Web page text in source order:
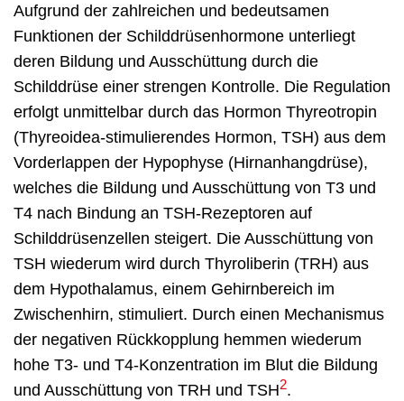
Aufgrund der zahlreichen und bedeutsamen
Funktionen der Schilddrüsenhormone unterliegt
deren Bildung und Ausschüttung durch die
Schilddrüse einer strengen Kontrolle. Die Regulation
erfolgt unmittelbar durch das Hormon Thyreotropin
(Thyreoidea-stimulierendes Hormon, TSH) aus dem
Vorderlappen der Hypophyse (Hirnanhangdrüse),
welches die Bildung und Ausschüttung von T3 und
T4 nach Bindung an TSH-Rezeptoren auf
Schilddrüsenzellen steigert. Die Ausschüttung von
TSH wiederum wird durch Thyroliberin (TRH) aus
dem Hypothalamus, einem Gehirnbereich im
Zwischenhirn, stimuliert. Durch einen Mechanismus
der negativen Rückkopplung hemmen wiederum
hohe T3- und T4-Konzentration im Blut die Bildung
und Ausschüttung von TRH und TSH2.